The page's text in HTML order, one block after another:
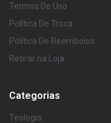
Termos De Uso
Política De Troca
Política De Reembolso
Retirar na Loja
Categorias
Teologia